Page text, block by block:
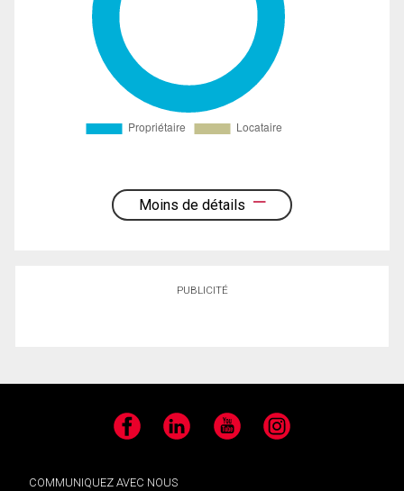
Moins de détails
PUBLICITÉ
Facebook LinkedIn YouTube Instagram
COMMUNIQUEZ AVEC NOUS